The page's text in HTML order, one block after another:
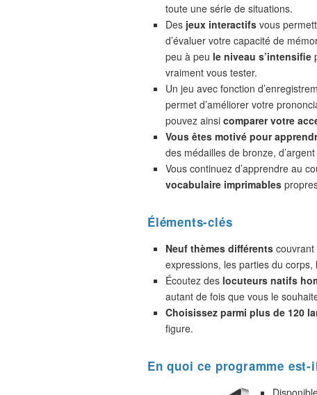
toute une série de situations.
Des jeux interactifs vous
d’évaluer votre capacité de
peu à peu le niveau s’intensifie
vraiment vous tester.
Un jeu avec fonction
permet d’améliorer votre
pouvez ainsi comparer votre
Vous êtes motivé pour
des médailles de bronze, d’argent
Vous continuez d’apprendre au
vocabulaire imprimables
Éléments-clés
Neuf thèmes différents
expressions, les parties du
Écoutez des locuteurs natifs
autant de fois que vous le
Choisissez parmi plus de 120
figure.
En quoi ce programme est-